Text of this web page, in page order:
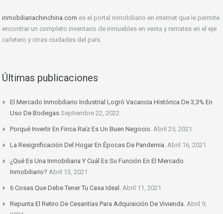
inmobiliariachinchina.com es el portal inmobiliario en internet que le permite
encontrar un completo inventario de inmuebles en venta y remates en el eje
cafetero y otras ciudades del país.
Últimas publicaciones
El Mercado Inmobiliario Industrial Logró Vacancia Histórica De 3,3% En
Uso De Bodegas Septiembre 22, 2022
Porqué Invertir En Finca Raíz Es Un Buen Negocio. Abril 25, 2021
La Resignificación Del Hogar En Épocas De Pandemia. Abril 16, 2021
¿Qué Es Una Inmobiliaria Y Cuál Es Su Función En El Mercado
Inmobiliario? Abril 13, 2021
6 Cosas Que Debe Tener Tu Casa Ideal. Abril 11, 2021
Repunta El Retiro De Cesantías Para Adquisición De Vivienda. Abril 9,